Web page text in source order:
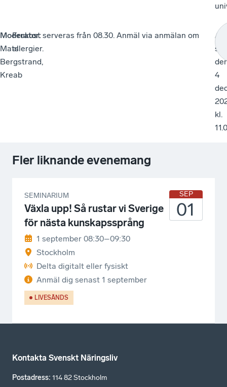
Moderator:
Mats
Bergstrand,
Kreab
Frukost serveras från 08.30. Anmäl via anmälan om
allergier.
4
kl.
Fler liknande evenemang
SEMINARIUM
Växla upp! Så rustar vi Sverige
för nästa kunskapssprång
1 september 08:30–09:30
Stockholm
Delta digitalt eller fysiskt
Anmäl dig senast 1 september
LIVESÄNDS
SEP
01
Kontakta Svenskt Näringsliv
Postadress: 114 82 Stockholm